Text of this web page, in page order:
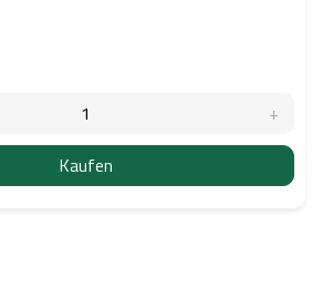
Kaufen